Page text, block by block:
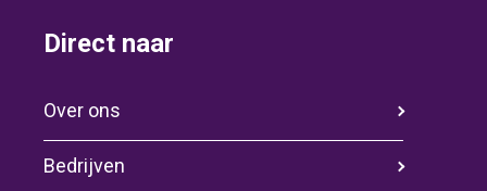
Direct naar
Over ons
Bedrijven